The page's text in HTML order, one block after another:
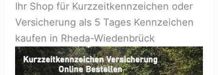
Ihr Shop für Kurzzeitkennzeichen oder
Versicherung als 5 Tages Kennzeichen
kaufen in Rheda-Wiedenbrück